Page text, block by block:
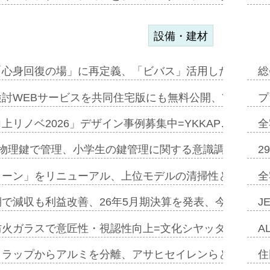
設備・建材
身回復の場」に再定義、「ビバス」活用した新入浴
WEBサービスを共同住宅版にも無料公開、YKKAP
リノベ2026」デザイン事例募集中=YKKAP…
理鍵で管理、小学生の鍵管理に関する意識調査
ン」をリニューアル、上位モデルの清掃性と安全性
減収も利益改善、26年5月期決算を発表、今期は増
ガラスで意匠性・視認性向上=文化シヤッター…
ップからアルミを分離、アサヒセイレンらと協働開